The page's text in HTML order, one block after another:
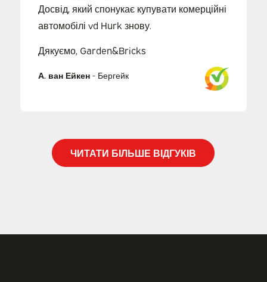
Досвід, який спонукає купувати комерційні
автомобілі vd Hurk знову.
Дякуємо, Garden&Bricks
А. ван Ейкен- Бергейк
ЧИТАТИ БІЛЬШЕ ВІДГУКІВ